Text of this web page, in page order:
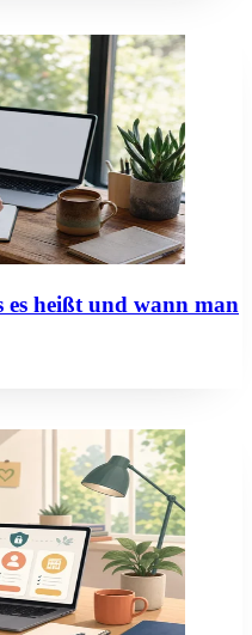
es heißt und wann man